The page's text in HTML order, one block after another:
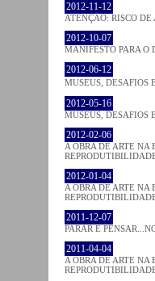
2012-11-12
ATENÇÃO: RISCO
2012-10-07
MANIFESTO PARA O
2012-06-12
MUSEUS,
2012-05-16
MUSEUS, DESAFIOS
2012-02-06
A OBRA DE ARTE NA
2012-01-04
A OBRA DE ARTE NA
2011-12-07
PARAR E
2011-04-04
A OBRA DE ARTE NA